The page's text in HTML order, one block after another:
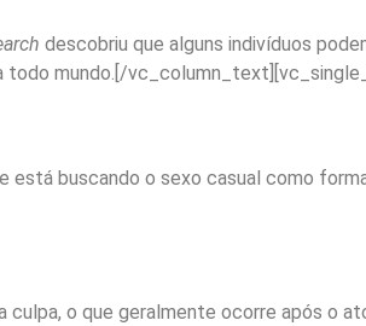
descobriu que alguns indivíduos
todo mundo.[/
está buscando o sexo casual como
o que geralmente ocorre após o